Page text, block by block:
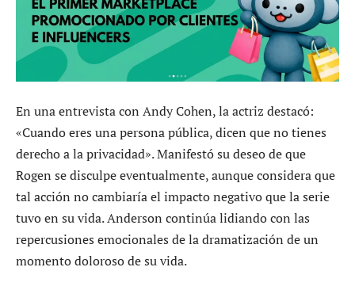
En una entrevista con Andy Cohen, la actriz destacó:
«Cuando eres una persona pública, dicen que no tienes
derecho a la privacidad». Manifestó su deseo de que
Rogen se disculpe eventualmente, aunque considera que
tal acción no cambiaría el impacto negativo que la serie
tuvo en su vida. Anderson continúa lidiando con las
repercusiones emocionales de la dramatización de un
momento doloroso de su vida.